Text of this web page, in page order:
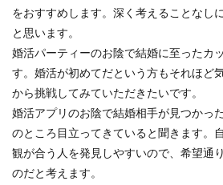
をおすすめします。深く考えることなし
と思います。
婚活パーティーのお陰で結婚に至ったカ
す。婚活が初めてだという方もそれほど
から挑戦してみていただきたいです。
婚活アプリのお陰で結婚相手が見つかっ
のところ目立ってきていると聞きます。
観が合う人を発見しやすいので、希望通
のだと考えます。